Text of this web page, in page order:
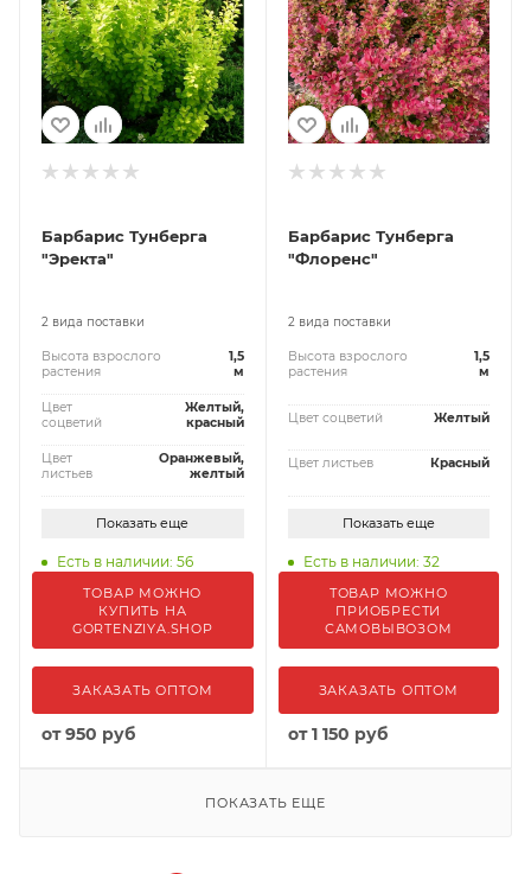
Барбарис Тунберга
"Эректа"
2 вида поставки
Высота взрослого
растения
1,5
м
Цвет
соцветий
Желтый,
красный
Цвет
листьев
Оранжевый,
желтый
Показать еще
Есть в наличии: 56
ТОВАР МОЖНО
КУПИТЬ НА
GORTENZIYA.SHOP
ЗАКАЗАТЬ ОПТОМ
от950 руб
Барбарис Тунберга
"Флоренс"
2 вида поставки
Высота взрослого
растения
1,5
м
Цвет соцветий Желтый
Цвет листьев Красный
Показать еще
Есть в наличии: 32
ТОВАР МОЖНО
ПРИОБРЕСТИ
САМОВЫВОЗОМ
ЗАКАЗАТЬ ОПТОМ
от1 150 руб
ПОКАЗАТЬ ЕЩЕ